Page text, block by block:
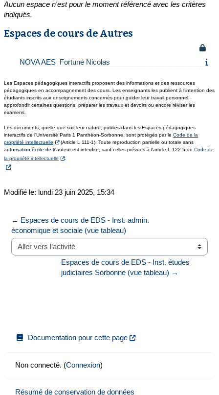
Aucun espace n'est pour le moment référencé avec les critères
indiqués.
Espaces de cours de Autres
NOVA AES Fortune Nicolas
Les Espaces pédagogiques interactifs proposent des informations et des ressources
pédagogiques en accompagnement des cours. Les enseignants les publient à l’intention des
étudiants inscrits aux enseignements concernés pour guider leur travail personnel,
approfondir certaines questions, préparer les travaux et devoirs ou encore réviser les
examens.
Les documents, quelle que soit leur nature, publiés dans les Espaces pédagogiques
interactifs de l'Université Paris 1 Panthéon-Sorbonne, sont protégés par le Code de la
propriété intellectuelle
(Article L 111-1). Toute reproduction partielle ou totale sans
autorisation écrite de l\'auteur est interdite, sauf celles prévues à l'article L 122-5 du Code de
la propriété intellectuelle
.
Modifié le: lundi 23 juin 2025, 15:34
← Espaces de cours de EDS - Inst. admin.
économique et sociale (vue tableau)
Aller vers l’activité
Espaces de cours de EDS - Inst. études
judiciaires Sorbonne (vue tableau) →
Documentation pour cette page
Non connecté. (Connexion)
Résumé de conservation de données